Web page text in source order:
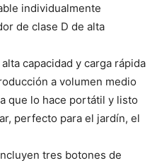
individualmente
de clase D de alta
capacidad y carga rápida
a volumen medio
que lo hace portátil y listo
perfecto para el jardín, el
tres botones de